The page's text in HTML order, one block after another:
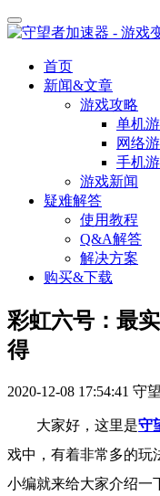
首页
新闻&文章
游戏攻略
单机
网络
手机
游戏新闻
疑难解答
使用教程
Q&A解答
解决方案
购买&下载
彩虹六号：最
得
2020-12-08 17:54:41 守
大家好，这里是守
戏中，有着非常多的玩
小编就来给大家介绍一